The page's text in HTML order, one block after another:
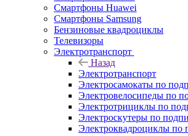
Смартфоны Huawei
Смартфоны Samsung
Бензиновые квадроциклы
Телевизоры
Электротранспорт
Назад
Электротранспорт
Электросамокаты по
Электровелосипеды по
Электротрициклы по
Электроскутеры по
Электроквадроциклы по